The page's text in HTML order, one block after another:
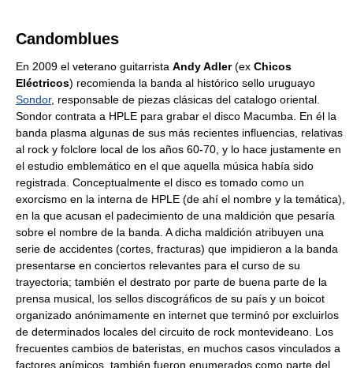
Candomblues
En 2009 el veterano guitarrista Andy Adler(ex Chicos
Eléctricos) recomienda la banda al histórico sello uruguayo
Sondor, responsable de piezas clásicas del catalogo oriental.
Sondor contrata a HPLE para grabar el disco Macumba. En él la
banda plasma algunas de sus más recientes influencias, relativas
al rock y folclore local de los años 60-70, y lo hace justamente en
el estudio emblemático en el que aquella música había sido
registrada. Conceptualmente el disco es tomado como un
exorcismo en la interna de HPLE (de ahí el nombre y la temática),
en la que acusan el padecimiento de una maldición que pesaría
sobre el nombre de la banda. A dicha maldición atribuyen una
serie de accidentes (cortes, fracturas) que impidieron a la banda
presentarse en conciertos relevantes para el curso de su
trayectoria; también el destrato por parte de buena parte de la
prensa musical, los sellos discográficos de su país y un boicot
organizado anónimamente en internet que terminó por excluirlos
de determinados locales del circuito de rock montevideano. Los
frecuentes cambios de bateristas, en muchos casos vinculados a
factores anímicos, también fueron enumerados como parte del